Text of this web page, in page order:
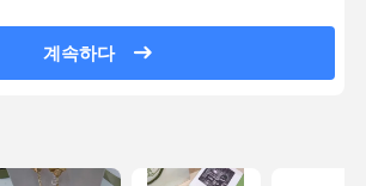
계속하다